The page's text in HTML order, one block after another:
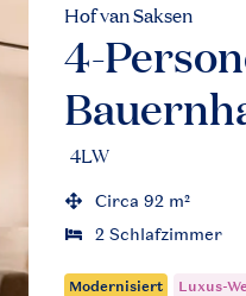
Hof van Saksen
4-
4LW
Circa 92 m²
2 Schlafzimmer